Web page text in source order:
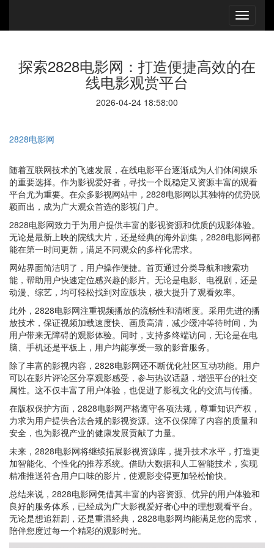
探索2828电影网：打造便捷高效的在
线电影观赏平台
2026-04-24 18:58:00
2828电影网
随着互联网技术的飞速发展，在线电影平台逐渐成为人们休闲娱乐
的重要选择。作为影视爱好者，寻找一个既稳定又资源丰富的观看
平台尤为重要。在众多影视网站中，2828电影网以其独特的优势脱
颖而出，成为广大观众首选的影视门户。
2828电影网致力于为用户提供丰富的影视资源和优质的观影体验。
无论是最新上映的院线大片，还是经典的海外剧集，2828电影网都
能在第一时间更新，满足不同观众的多样化需求。
网站界面简洁明了，用户操作便捷。首页通过分类导航和搜索功
能，帮助用户快速定位感兴趣的影片。无论是电影、电视剧，还是
动漫、综艺，均可轻松找到对应版块，极大提升了观看效率。
此外，2828电影网注重视频播放的流畅性和清晰度。采用先进的播
放技术，保证视频加载速度快、画质高清，减少缓冲等待时间，为
用户带来无障碍的观影体验。同时，支持多终端访问，无论是在电
脑、手机还是平板上，用户均能享受一致的影音服务。
除了丰富的影视内容，2828电影网还不断优化社区互动功能。用户
可以在影片评论区分享观影感受，参与热议话题，增强平台的社交
属性。这不仅丰富了用户体验，也促进了影视文化的交流与传播。
在版权保护方面，2828电影网严格遵守各项法规，尊重知识产权，
力求为用户提供合法合规的影视资源。这不仅保障了内容的质量和
安全，也为影视产业的健康发展贡献了力量。
未来，2828电影网将继续拓展影视资源库，提升技术水平，打造更
加智能化、个性化的推荐系统。借助大数据和人工智能技术，实现
精准推送符合用户口味的影片，使观影变得更加轻松愉快。
总结来说，2828电影网凭借其丰富的内容资源、优异的用户体验和
良好的服务体系，已经成为广大影视爱好者心中的理想观看平台。
无论是想追新剧，还是重温经典，2828电影网均能满足您的需求，
陪伴您度过每一个精彩的观影时光。